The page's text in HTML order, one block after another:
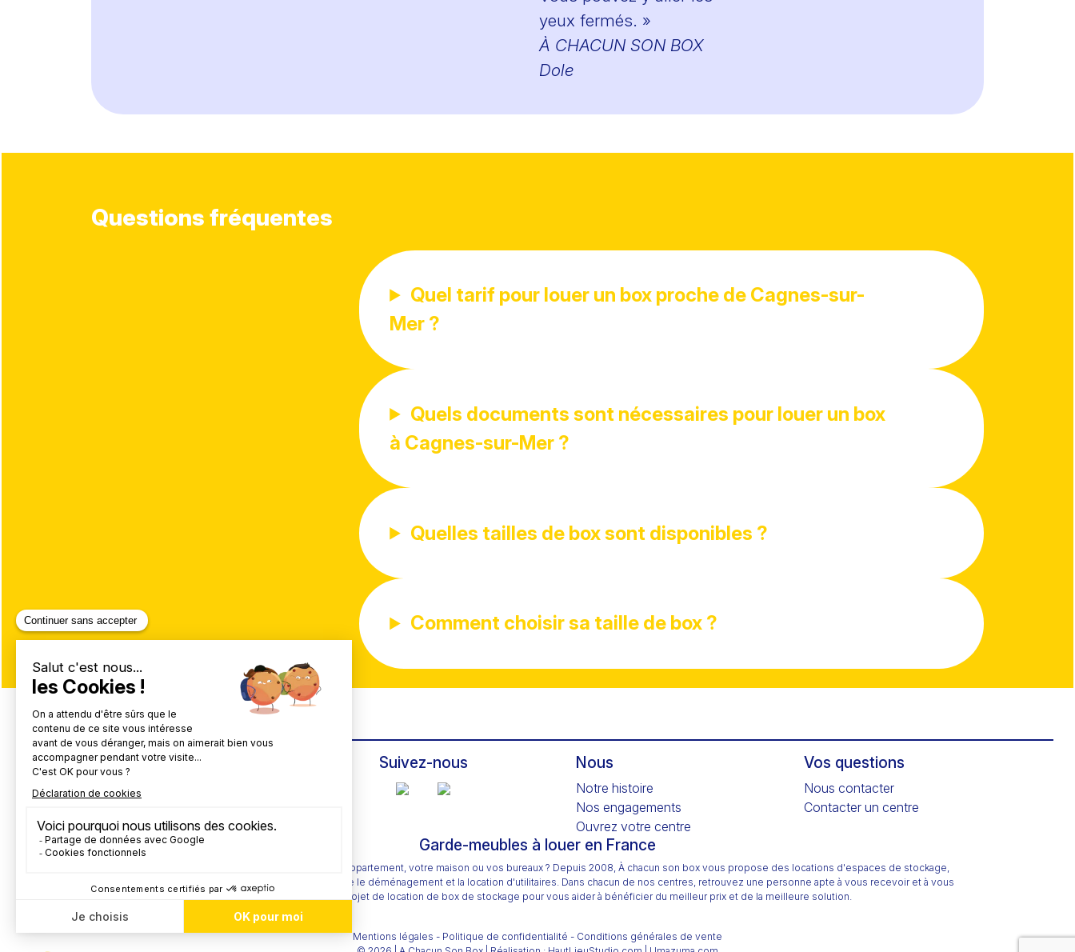
yeux fermés. »
À CHACUN SON BOX
Dole
Questions fréquentes
Quel tarif pour louer un box proche de Cagnes-sur-
Mer ?
Quels documents sont nécessaires pour louer un box
à Cagnes-sur-Mer ?
Quelles tailles de box sont disponibles ?
Comment choisir sa taille de box ?
Suivez-nous Nous
Notre histoire
Nos engagements
Ouvrez votre centre
Vos questions
Nous contacter
Contacter un centre
Garde-meubles à louer en France
Vous avez recherché un box à louer pour votre appartement, votre maison ou vos bureaux ? Depuis 2008, À chacun son box vous propose des locations d'espaces de stockage,
ainsi que des services complémentaires, tels que le déménagement et la location d'utilitaires. Dans chacun de nos centres, retrouvez une personne apte à vous recevoir et à vous
accompagner dans votre projet de location de box de stockage pour vous aider à bénéficier du meilleur prix et de la meilleure solution.
Mentions légales - Politique de confidentialité - Conditions générales de vente